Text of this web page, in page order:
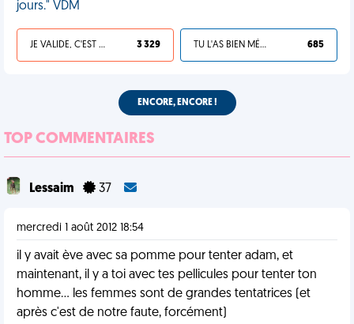
jours." VDM
JE VALIDE, C'EST UNE VDM 3 329 TU L'AS BIEN MÉRITÉ 685
ENCORE, ENCORE !
TOP COMMENTAIRES
Lessaim 37
mercredi 1 août 2012 18:54
il y avait ève avec sa pomme pour tenter adam, et
maintenant, il y a toi avec tes pellicules pour tenter ton
homme... les femmes sont de grandes tentatrices (et
après c'est de notre faute, forcément)